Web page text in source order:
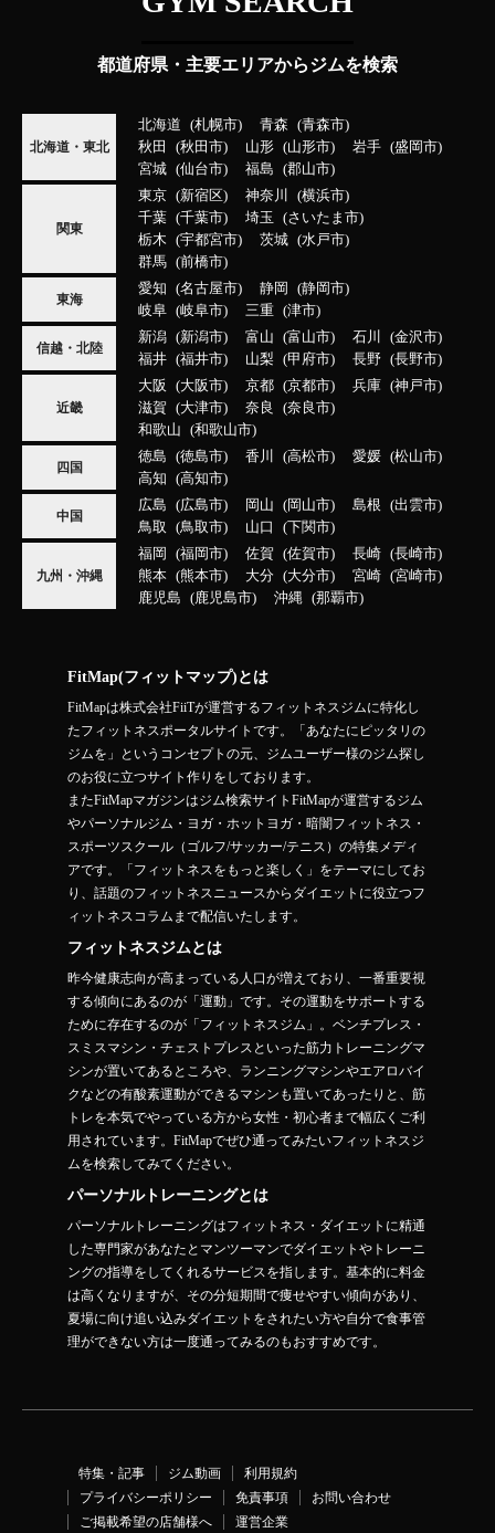
都道府県・主要エリアからジムを検索
北海道・東北
北海道 札幌市 青森
青森市
秋田
秋田市 山形 山形市 岩手
盛岡市
宮城
仙台市 福島 郡山市
関東
東京 新宿区 神奈川
横浜市
千葉
千葉市 埼玉
さいたま市
栃木
宇都宮市 茨城
水戸市
群馬
前橋市
東海
愛知 名古屋市 静岡
静岡市
岐阜
岐阜市 三重 津市
信越・北陸
新潟 新潟市 富山 富山市 石川
金沢市
福井
福井市 山梨 甲府市 長野 長野市
近畿
大阪 大阪市 京都 京都市 兵庫
神戸市
滋賀
大津市 奈良
奈良市
和歌山
和歌山市
四国
徳島 徳島市 香川 高松市 愛媛
松山市
高知
高知市
中国
広島 広島市 岡山 岡山市 島根
出雲市
鳥取
鳥取市 山口 下関市
九州・沖縄
福岡 福岡市 佐賀 佐賀市 長崎
長崎市
熊本
熊本市 大分 大分市 宮崎
宮崎市
鹿児島
鹿児島市 沖縄 那覇市
FitMap(フィットマップ)とは
FitMapは株式会社FiiTが運営するフィットネスジムに特化し
たフィットネスポータルサイトです。「あなたにピッタリの
ジムを」というコンセプトの元、ジムユーザー様のジム探し
のお役に立つサイト作りをしております。
またFitMapマガジンはジム検索サイトFitMapが運営するジム
やパーソナルジム・ヨガ・ホットヨガ・暗闇フィットネス・
スポーツスクール（ゴルフ/サッカー/テニス）の特集メディ
アです。「フィットネスをもっと楽しく」をテーマにしてお
り、話題のフィットネスニュースからダイエットに役立つフ
ィットネスコラムまで配信いたします。
フィットネスジムとは
昨今健康志向が高まっている人口が増えており、一番重要視
する傾向にあるのが「運動」です。その運動をサポートする
ために存在するのが「フィットネスジム」。ベンチプレス・
スミスマシン・チェストプレスといった筋力トレーニングマ
シンが置いてあるところや、ランニングマシンやエアロバイ
クなどの有酸素運動ができるマシンも置いてあったりと、筋
トレを本気でやっている方から女性・初心者まで幅広くご利
用されています。FitMapでぜひ通ってみたいフィットネスジ
ムを検索してみてください。
パーソナルトレーニングとは
パーソナルトレーニングはフィットネス・ダイエットに精通
した専門家があなたとマンツーマンでダイエットやトレーニ
ングの指導をしてくれるサービスを指します。基本的に料金
は高くなりますが、その分短期間で痩せやすい傾向があり、
夏場に向け追い込みダイエットをされたい方や自分で食事管
理ができない方は一度通ってみるのもおすすめです。
特集・記事 ジム動画
利用規約
プライバシーポリシー
免責事項
お問い合わせ
ご掲載希望の店舗様へ
運営企業